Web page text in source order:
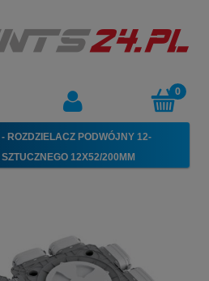
ROZDZIELACZ PODWÓJNY 12-
12X52/200MM